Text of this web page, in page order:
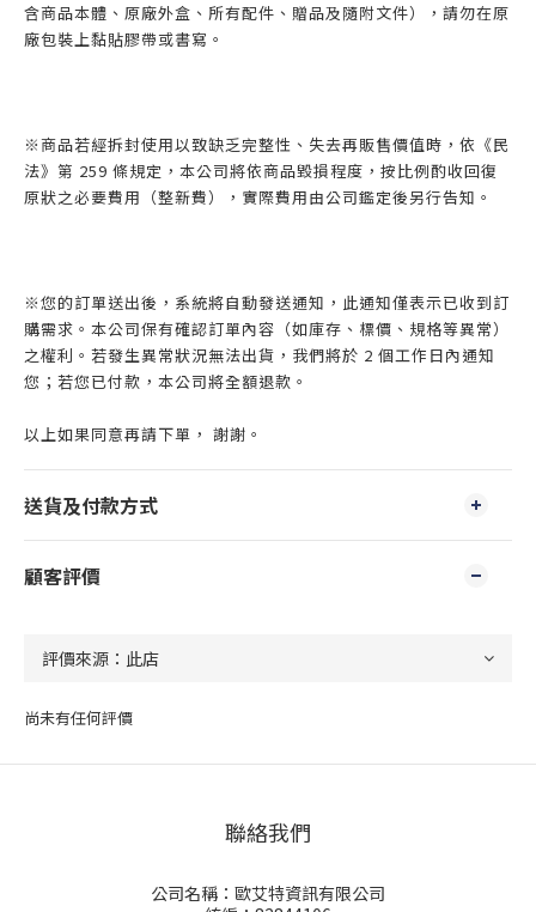
含商品本體、原廠外盒、所有配件、贈品及隨附文件），請勿在原
廠包裝上黏貼膠帶或書寫。
※商品若經拆封使用以致缺乏完整性、失去再販售價值時，依《民
法》第 259 條規定，本公司將依商品毀損程度，按比例酌收回復
原狀之必要費用（整新費），實際費用由公司鑑定後另行告知。
※您的訂單送出後，系統將自動發送通知，此通知僅表示已收到訂
購需求。本公司保有確認訂單內容（如庫存、標價、規格等異常）
之權利。若發生異常狀況無法出貨，我們將於 2 個工作日內通知
您；若您已付款，本公司將全額退款。
以上如果同意再請下單， 謝謝。
送貨及付款方式
顧客評價
尚未有任何評價
聯絡我們
公司名稱：歐艾特資訊有限公司